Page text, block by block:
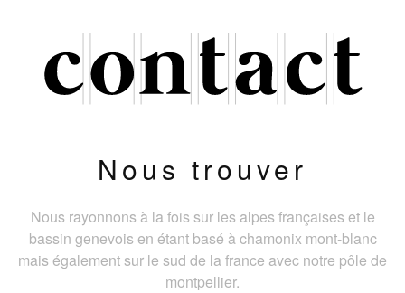
Nous trouver
Nous rayonnons à la fois sur les alpes françaises et le
bassin genevois en étant basé à chamonix mont-blanc
mais également sur le sud de la france avec notre pôle de
montpellier.